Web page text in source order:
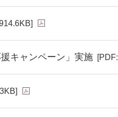
キャンペーン」実施